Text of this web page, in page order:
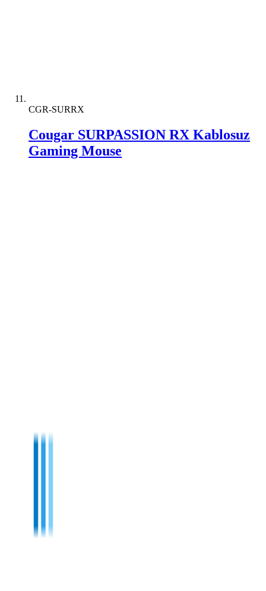
CGR-SURRX
Cougar SURPASSION RX Kablosuz
Gaming Mouse